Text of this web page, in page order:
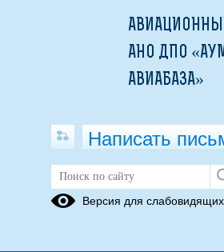
Наши выпускники
АНО ДПО
АВИАБАЗА»
Написать
Версия для слабовидящих